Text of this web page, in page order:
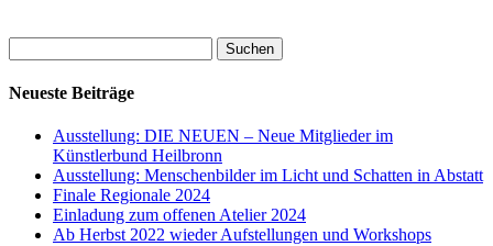
nach:
Neueste Beiträge
Ausstellung: DIE NEUEN – Neue Mitglieder im
Künstlerbund Heilbronn
Ausstellung: Menschenbilder im Licht und Schatten in Abstatt
Finale Regionale 2024
Einladung zum offenen Atelier 2024
Ab Herbst 2022 wieder Aufstellungen und Workshops